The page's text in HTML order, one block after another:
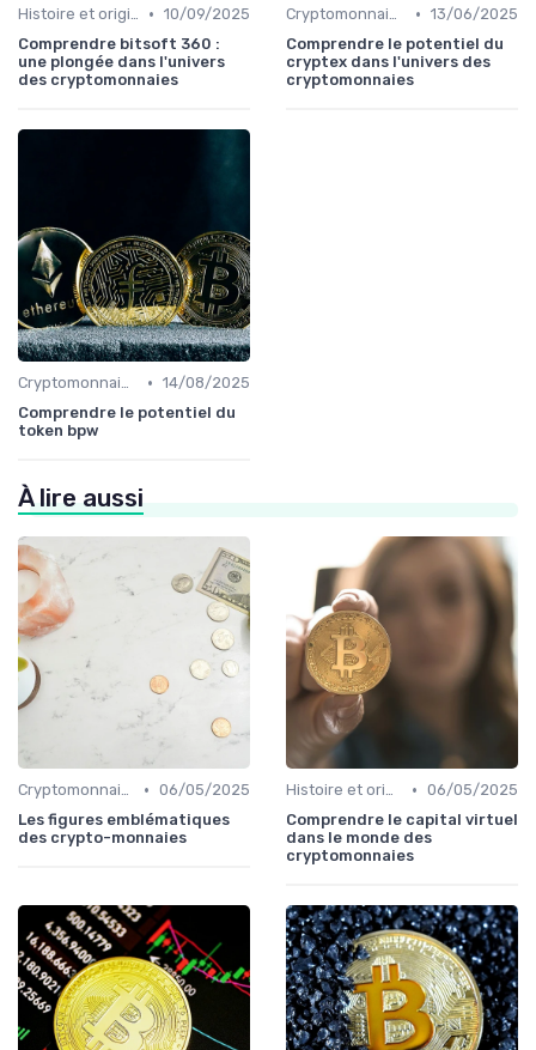
Histoire et origines des cryptomonnaies • 10/09/2025
Comprendre bitsoft 360 :
une plongée dans l'univers
des cryptomonnaies
Cryptomonnaies populaires • 13/06/2025
Comprendre le potentiel du
cryptex dans l'univers des
cryptomonnaies
Cryptomonnaies populaires • 14/08/2025
Comprendre le potentiel du
token bpw
À lire aussi
Cryptomonnaies populaires • 06/05/2025
Les figures emblématiques
des crypto-monnaies
Histoire et origines des cryptomonnaies • 06/05/2025
Comprendre le capital virtuel
dans le monde des
cryptomonnaies